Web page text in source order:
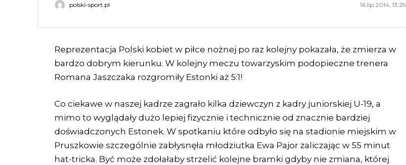
polski-sport.pl 16 lip 2014, 13:29
Reprezentacja Polski kobiet w piłce nożnej po raz kolejny pokazała, że zmierza w
bardzo dobrym kierunku. W kolejny meczu towarzyskim podopieczne trenera
Romana Jaszczaka rozgromiły Estonki aż 5:1!
Co ciekawe w naszej kadrze zagrało kilka dziewczyn z kadry juniorskiej U-19, a
mimo to wyglądały dużo lepiej fizycznie i technicznie od znacznie bardziej
doświadczonych Estonek. W spotkaniu które odbyło się na stadionie miejskim w
Pruszkowie szczególnie zabłysnęła młodziutka Ewa Pajor zaliczając w 55 minut
hat-tricka. Być może zdołałaby strzelić kolejne bramki gdyby nie zmiana, której